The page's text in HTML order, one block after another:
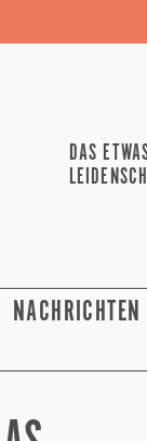
DAS
NACHRICHTEN